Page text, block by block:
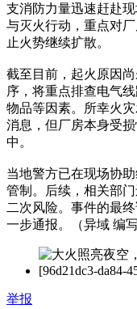
支消防力量迅速赶赴
与灭火行动，重点对
止火势继续扩散。
截至目前，起火原因
序，将重点排查电气
物品等因素。所幸火
消息，但厂房本身受
中。
当地警方已在现场协
管制。后续，相关部
二次风险。事件的最
一步通报。（异域 编写
举报